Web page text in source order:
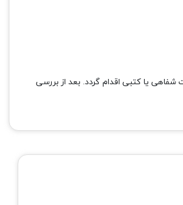
یا کتبی اقدام گردد. بعد از بررسی